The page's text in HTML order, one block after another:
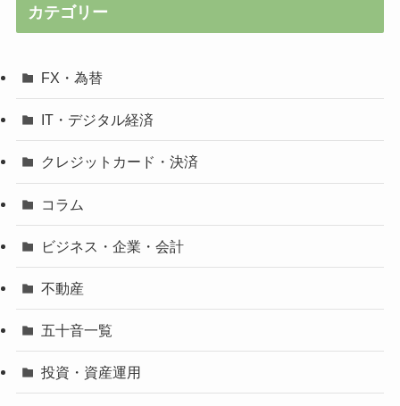
カテゴリー
FX・為替
IT・デジタル経済
クレジットカード・決済
コラム
ビジネス・企業・会計
不動産
五十音一覧
投資・資産運用